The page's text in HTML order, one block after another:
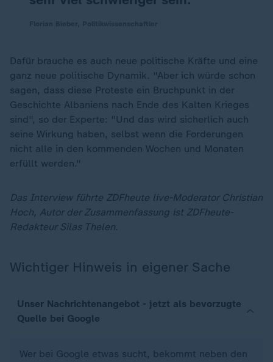
Dafür brauche es auch neue politische Kräfte und eine
ganz neue politische Dynamik. "Aber ich würde schon
sagen, dass diese Proteste ein Bruchpunkt in der
Geschichte Albaniens nach Ende des Kalten Krieges
sind", so der Experte: "Und das wird sicherlich auch
seine Wirkung haben, selbst wenn die Forderungen
nicht alle in den kommenden Wochen und Monaten
erfüllt werden."
Das Interview führte ZDFheute live-Moderator Christian
Hoch, Autor der Zusammenfassung ist ZDFheute-
Redakteur Silas Thelen.
Wichtiger Hinweis in eigener Sache
Unser Nachrichtenangebot - jetzt als bevorzugte
Quelle bei Google
Wer bei Google etwas sucht, bekommt neben den